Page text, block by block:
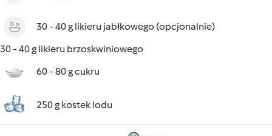
30 - 40 g likieru jabłkowego (opcjonalnie)
30 - 40 g likieru brzoskwiniowego
60 - 80 g cukru
250 g kostek lodu